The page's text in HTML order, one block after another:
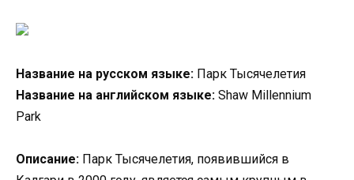
Название на русском языке: Парк Тысячелетия
Название на английском языке: Shaw Millennium
Park
Описание: Парк Тысячелетия, появившийся в